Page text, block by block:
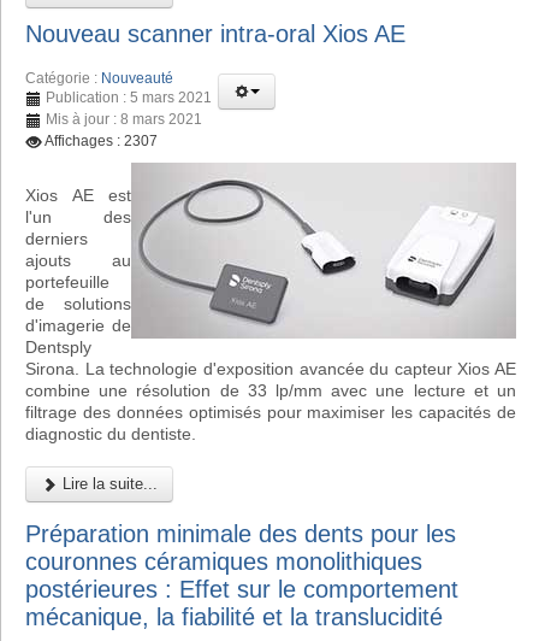
Nouveau scanner intra-oral Xios AE
Catégorie : Nouveauté
Publication : 5 mars 2021
Mis à jour : 8 mars 2021
Affichages : 2307
Xios AE est
l'un des
derniers
ajouts au
portefeuille
de solutions
d'imagerie de
Dentsply
Sirona. La technologie d'exposition avancée du capteur Xios AE
combine une résolution de 33 lp/mm avec une lecture et un
filtrage des données optimisés pour maximiser les capacités de
diagnostic du dentiste.
Lire la suite...
Préparation minimale des dents pour les
couronnes céramiques monolithiques
postérieures : Effet sur le comportement
mécanique, la fiabilité et la translucidité